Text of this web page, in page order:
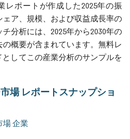
レポートが作成した2025年の振
ア、規模、および収益成長率の
分析には、2025年から2030年の
概要が含まれています。無料レ
してこの産業分析のサンプルを
場 レポートスナップショ
場 企業